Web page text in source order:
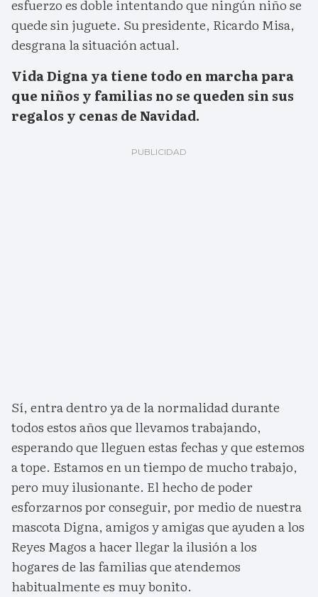
esfuerzo es doble intentando que ningún niño se
quede sin juguete. Su presidente, Ricardo Misa,
desgrana la situación actual.
Vida Digna ya tiene todo en marcha para
que niños y familias no se queden sin sus
regalos y cenas de Navidad.
Sí, entra dentro ya de la normalidad durante
todos estos años que llevamos trabajando,
esperando que lleguen estas fechas y que estemos
a tope. Estamos en un tiempo de mucho trabajo,
pero muy ilusionante. El hecho de poder
esforzarnos por conseguir, por medio de nuestra
mascota Digna, amigos y amigas que ayuden a los
Reyes Magos a hacer llegar la ilusión a los
hogares de las familias que atendemos
habitualmente es muy bonito.